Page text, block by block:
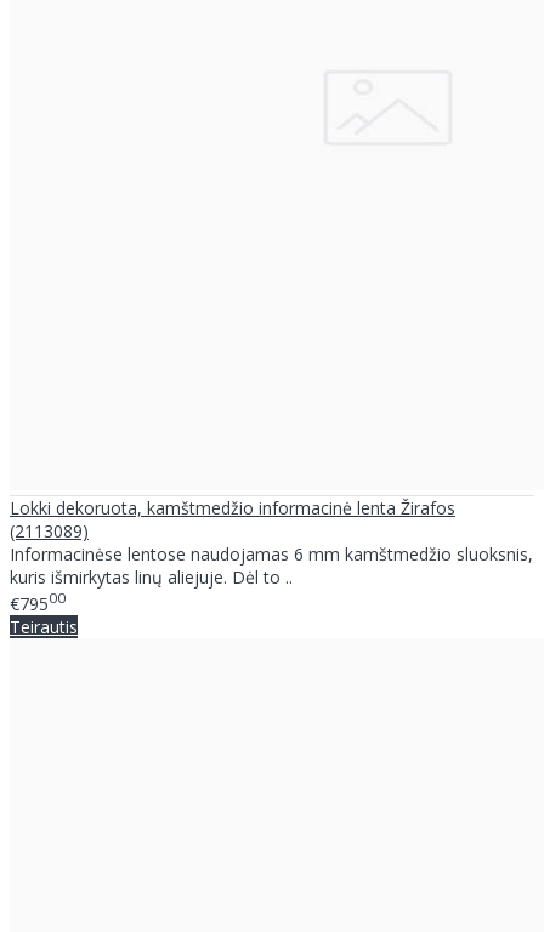
Lokki dekoruota, kamštmedžio informacinė lenta Žirafos
(2113089)
Informacinėse lentose naudojamas 6 mm kamštmedžio sluoksnis,
kuris išmirkytas linų aliejuje. Dėl to ..
€79500
Teirautis